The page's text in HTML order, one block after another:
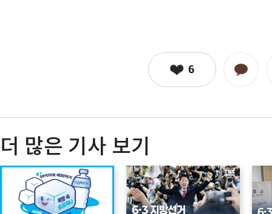
6
더 많은 기사 보기